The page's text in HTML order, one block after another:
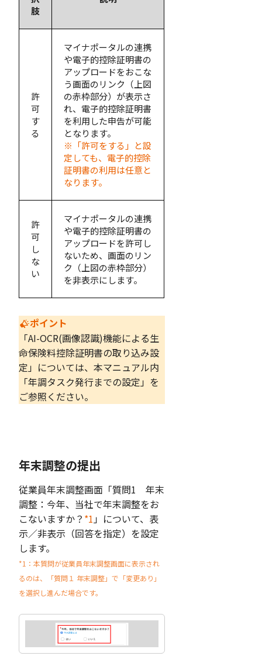
肢
許
可
す
る
マイナポータルの連携
や電子的控除証明書の
アップロードをおこな
う画面のリンク（上図
の赤枠部分）が表示さ
れ、電子的控除証明書
を利用した申告が可能
となります。
※「許可をする」と設
定しても、電子的控除
証明書の利用は任意と
なります。
許
可
し
な
い
マイナポータルの連携
や電子的控除証明書の
アップロードを許可し
ないため、画面のリン
ク（上図の赤枠部分）
を非表示にします。
ポイント
「AI-OCR(画像認識)機能による生
命保険料控除証明書の取り込み設
定」については、本マニュアル内
「年調タスク発行までの設定」を
ご参照ください。
年末調整の提出
従業員年末調整画面「質問1 年末
調整：今年、当社で年末調整をお
こないますか？ *1」について、表
示／非表示（回答を指定）を設定
します。
*1：本質問が従業員年末調整画面に表示され
るのは、「質問１ 年末調整」で「変更あり」
を選択し進んだ場合です。